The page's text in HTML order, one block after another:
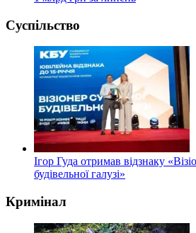
Суспільство
Ігор Гуда отримав відзнаку
будівельної галузі»
Кримінал